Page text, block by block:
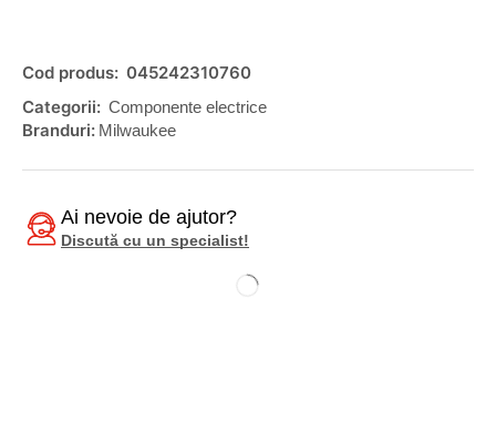
Cod produs: 045242310760
Categorii: Componente electrice
Branduri: Milwaukee
Ai nevoie de ajutor?
Discută cu un specialist!